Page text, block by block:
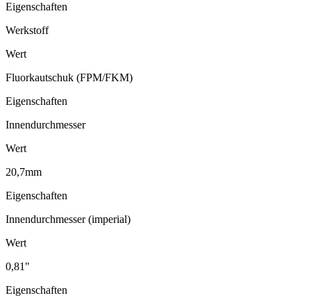
Eigenschaften
Werkstoff
Wert
Fluorkautschuk (FPM/FKM)
Eigenschaften
Innendurchmesser
Wert
20,7mm
Eigenschaften
Innendurchmesser (imperial)
Wert
0,81"
Eigenschaften